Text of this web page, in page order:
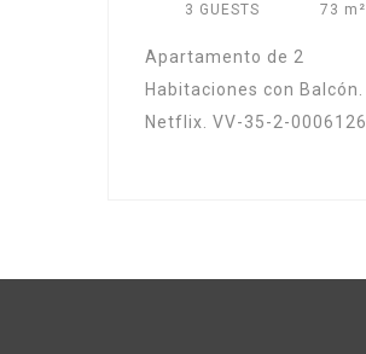
3 GUESTS 73 m²
Apartamento de 2
Habitaciones con Balcón.
Netflix. VV-35-2-0006126